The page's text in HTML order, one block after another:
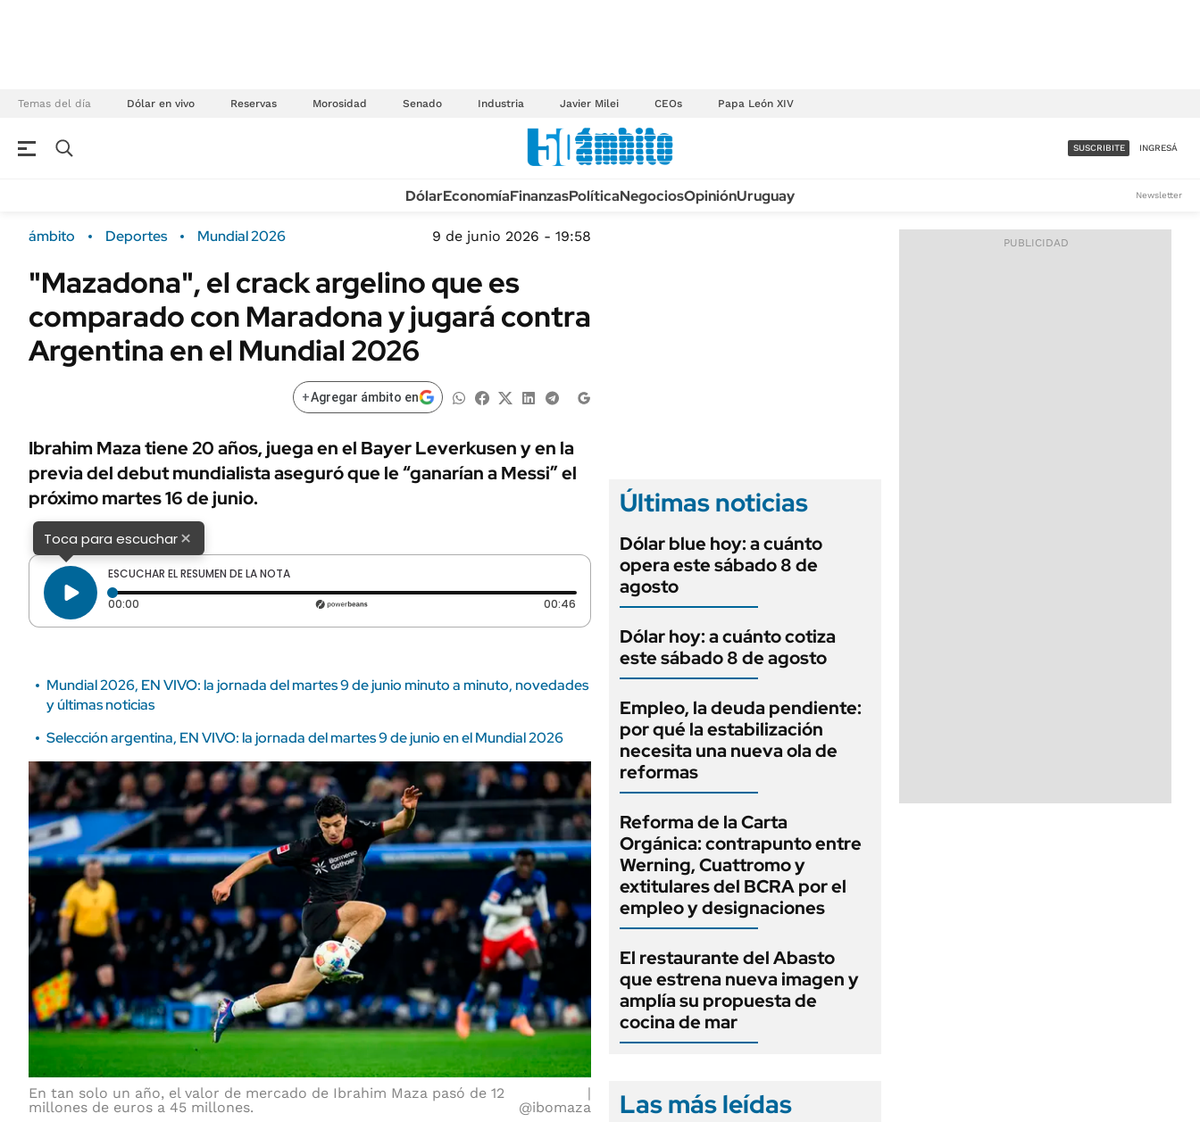
Temas del día Dólar en vivo Reservas Morosidad Senado Industria Javier Milei CEOs Papa León XIV
Campo
FINANZAS
Dólar
Sustentabilidad
Seguros
POLÍTICA
URUGUAY
TECNOLOGÍA
MÉXICO
MUNDO
INFORMACIÓN GENERAL
AUTOS
ACCESO FULL - $1.800/MES
SUSCRIBITE INGRESÁ
DólarEconomíaFinanzasPolíticaNegociosOpiniónUruguay Newsletter
ámbito Deportes Mundial 2026 9 de junio 2026 - 19:58
"Mazadona", el crack argelino que es
comparado con Maradona y jugará contra
Argentina en el Mundial 2026
+Agregar ámbito en
Ibrahim Maza tiene 20 años, juega en el Bayer Leverkusen y en la
previa del debut mundialista aseguró que le “ganarían a Messi” el
próximo martes 16 de junio.
Toca para escuchar×
ESCUCHAR EL RESUMEN DE LA NOTA
00:00 Tiempo transcurrido: 0 segundos 00:46 Duración: 46 segundos
Mundial 2026, EN VIVO: la jornada del martes 9 de junio minuto a minuto, novedades
y últimas noticias
Selección argentina, EN VIVO: la jornada del martes 9 de junio en el Mundial 2026
En tan solo un año, el valor de mercado de Ibrahim Maza pasó de 12
millones de euros a 45 millones.
@ibomaza
Últimas noticias
Dólar blue hoy: a cuánto
opera este sábado 8 de
agosto
Dólar hoy: a cuánto cotiza
este sábado 8 de agosto
Empleo, la deuda pendiente:
por qué la estabilización
necesita una nueva ola de
reformas
Reforma de la Carta
Orgánica: contrapunto entre
Werning, Cuattromo y
extitulares del BCRA por el
empleo y designaciones
El restaurante del Abasto
que estrena nueva imagen y
amplía su propuesta de
cocina de mar
Las más leídas